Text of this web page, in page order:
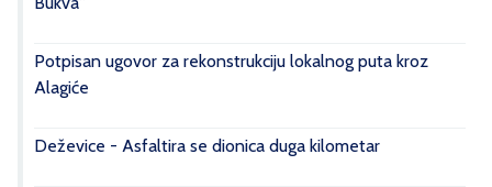
Potpisan ugovor za rekonstrukciju lokalnog puta kroz
Alagiće
Deževice - Asfaltira se dionica duga kilometar